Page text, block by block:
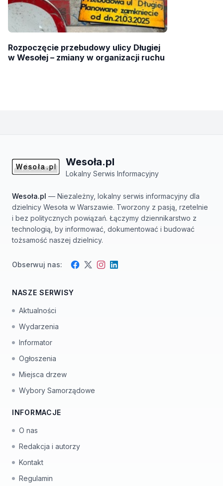
Rozpoczęcie przebudowy ulicy Długiej
w Wesołej – zmiany w organizacji ruchu
Wesoła.pl
Lokalny Serwis Informacyjny
Wesoła.pl — Niezależny, lokalny serwis informacyjny dla
dzielnicy Wesoła w Warszawie. Tworzony z pasją, rzetelnie
i bez politycznych powiązań. Łączymy dziennikarstwo z
technologią, by informować, dokumentować i budować
tożsamość naszej dzielnicy.
Obserwuj nas: Facebook
TwitterInstagram
LinkedIn
NASZE SERWISY
Aktualności
Wydarzenia
Informator
Ogłoszenia
Miejsca drzew
Wybory Samorządowe
INFORMACJE
O nas
Redakcja i autorzy
Kontakt
Regulamin